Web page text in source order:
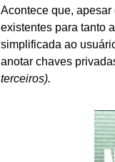
Acontece que,
existentes para tanto
simplificada ao
anotar chaves
terceiros).